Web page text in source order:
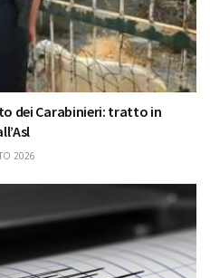
dei Carabinieri: tratto in
2026